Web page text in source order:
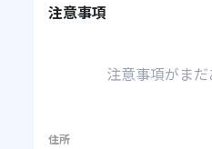
注意事項
注意事項がま
住所